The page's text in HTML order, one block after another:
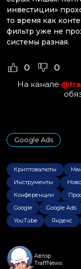
инвестиции»
то время как
фильтр уже не
системы разная.
0 0
На канале
Google Ads
Криптовалюты
Инструменты
Конференции
Google
Google Ads
YouTube
Яндекс
Автор
TraffNews